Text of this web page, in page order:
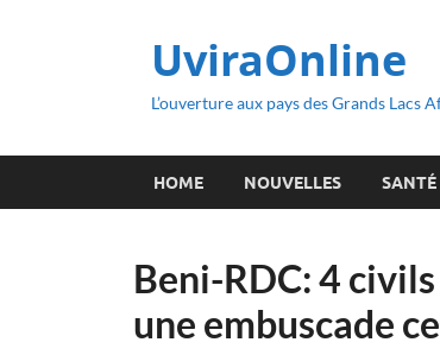
UviraOnline
L’ouverture aux pays des Grands Lacs
HOME NOUVELLES SANTÉ
Beni-RDC: 4
une embuscade